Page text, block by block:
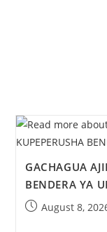
GACHAGUA
BENDERA YA
August 8,